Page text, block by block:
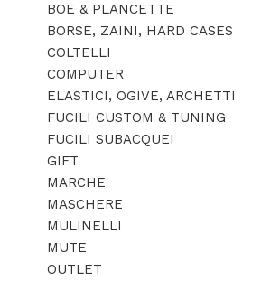
BOE & PLANCETTE
BORSE, ZAINI, HARD CASES
COLTELLI
COMPUTER
ELASTICI, OGIVE, ARCHETTI
FUCILI CUSTOM & TUNING
FUCILI SUBACQUEI
GIFT
MARCHE
MASCHERE
MULINELLI
MUTE
OUTLET